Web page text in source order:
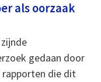
als oorzaak
gedaan door
rapporten die dit